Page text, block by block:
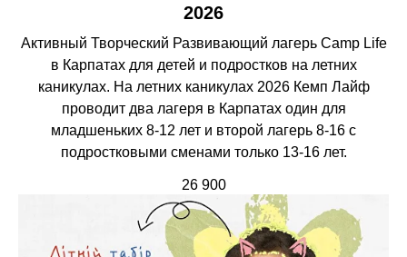
2026
Активный Творческий Развивающий лагерь Camp Life
в Карпатах для детей и подростков на летних
каникулах. На летних каникулах 2026 Кемп Лайф
проводит два лагеря в Карпатах один для
младшеньких 8-12 лет и второй лагерь 8-16 с
подростковыми сменами только 13-16 лет.
26 900